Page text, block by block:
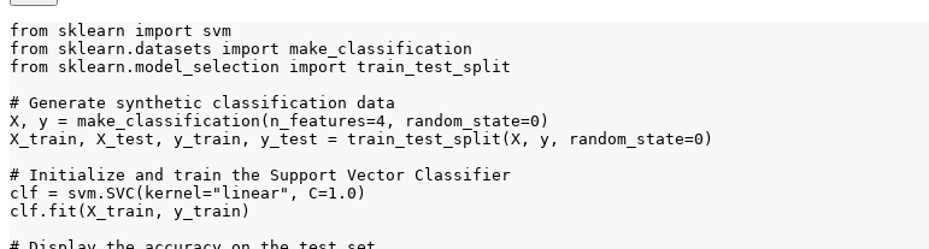
from sklearn import svm
from sklearn.datasets import make_classification
from sklearn.model_selection import train_test_split
# Generate synthetic classification data
X, y = make_classification(n_features=4, random_state=0)
X_train, X_test, y_train, y_test = train_test_split(X, y, random_state=0)
# Initialize and train the Support Vector Classifier
clf = svm.SVC(kernel="linear", C=1.0)
clf.fit(X_train, y_train)